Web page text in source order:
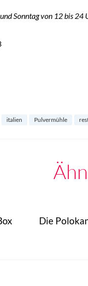
Sonntag von 12 bis 24
italien Pulvermühle
Die